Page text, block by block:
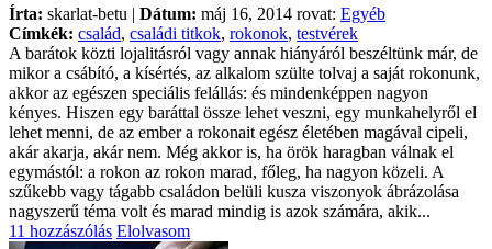
Írta: skarlat-betu | Dátum: máj 16, 2014 rovat: Egyéb
Címkék: család, családi titkok, rokonok, testvérek
A barátok közti lojalitásról vagy annak hiányáról beszéltünk már, de
mikor a csábító, a kísértés, az alkalom szülte tolvaj a saját rokonunk,
akkor az egészen speciális felállás: és mindenképpen nagyon
kényes. Hiszen egy baráttal össze lehet veszni, egy munkahelyről el
lehet menni, de az ember a rokonait egész életében magával cipeli,
akár akarja, akár nem. Még akkor is, ha örök haragban válnak el
egymástól: a rokon az rokon marad, főleg, ha nagyon közeli. A
szűkebb vagy tágabb családon belüli kusza viszonyok ábrázolása
nagyszerű téma volt és marad mindig is azok számára, akik...
11 hozzászólás Elolvasom